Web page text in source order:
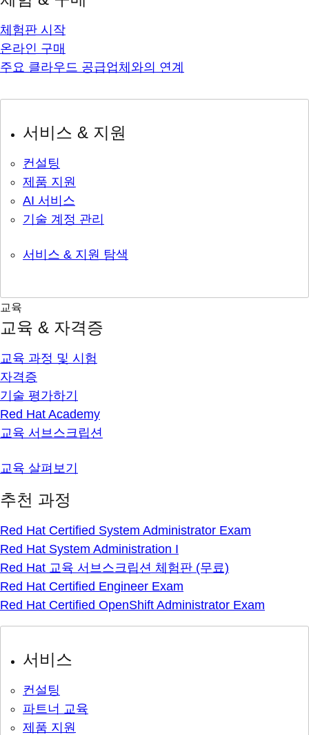
체험판 시작
온라인 구매
주요 클라우드 공급업체와의 연계
서비스 & 지원
컨설팅
제품 지원
AI 서비스
기술 계정 관리
서비스 & 지원 탐색
교육
교육 & 자격증
교육 과정 및 시험
자격증
기술 평가하기
Red Hat Academy
교육 서브스크립션
교육 살펴보기
추천 과정
Red Hat Certified System Administrator Exam
Red Hat System Administration I
Red Hat 교육 서브스크립션 체험판 (무료)
Red Hat Certified Engineer Exam
Red Hat Certified OpenShift Administrator Exam
서비스
컨설팅
파트너 교육
제품 지원